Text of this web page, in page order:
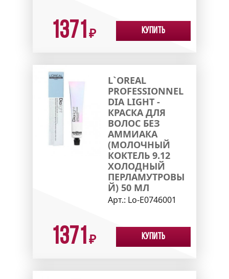
1371 ₽ Купить
L`OREAL
PROFESSIONNEL
DIA LIGHT -
КРАСКА ДЛЯ
ВОЛОС БЕЗ
АММИАКА
(МОЛОЧНЫЙ
КОКТЕЛЬ 9.12
ХОЛОДНЫЙ
ПЕРЛАМУТРОВЫ
Й) 50 МЛ
Арт.: Lo-E0746001
1371 ₽ Купить